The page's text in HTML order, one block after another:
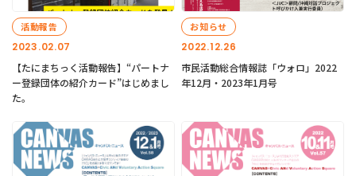
2023.02.07
活動報告
【たにまちっく活動報告】“パートナ
ー登録団体の紹介カード”はじめまし
た。
2022.12.26
お知らせ
市民活動総合情報誌「ウォロ」2022
年12月・2023年1月号